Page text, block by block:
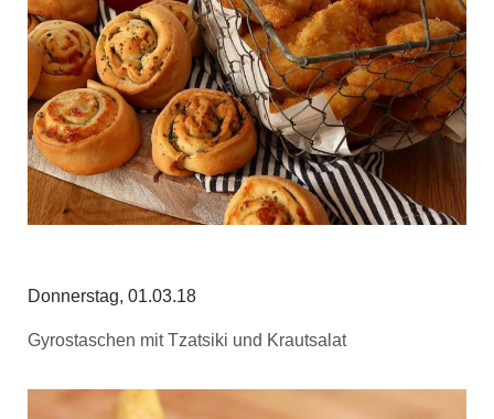
Donnerstag, 01.03.18
Gyrostaschen mit Tzatsiki und Krautsalat